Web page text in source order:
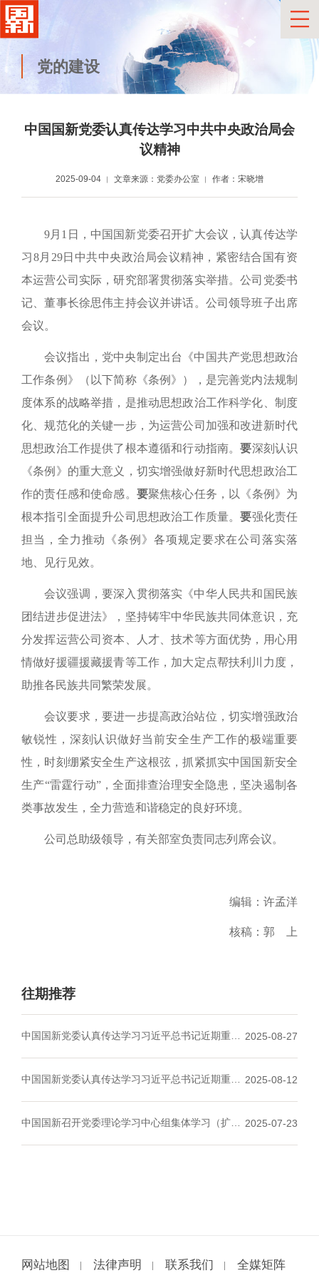
党的建设
中国国新党委认真传达学习中共中央政治局会
议精神
2025-09-04 文章来源：党委办公室 作者：宋晓增
9月1 日，中国国新党委召开扩大会议，认真传达学
习8月29日 中共中央政治局会议精神 ，紧密结合国有资
本运营公司实际，研究部署贯彻落实举措。公司党委书
记、董事长徐思伟主持会议并讲话。公司领导班子出席
会议。
会议指出，党中央制定出台《中国共产党思想政治
工作条例》（以下简称《条例》），是完善党内法规制
度体系的战略举措，是推动思想政治工作科学化、制度
化、规范化的关键一步，为运营公司加强和改进新时代
思想政治工作提供了根本遵循和行动指南。要深刻认识
《条例》的重大意义，切实增强做好新时代思想政治工
作的责任感和使命感。 要聚焦核心任务，以《条例》为
根本指引全面提升公司思想政治工作质量。要强化责任
担当，全力推动《条例》各项规定要求在公司落实落
地、见行见效。
会议强调，要深入贯彻落实《中华人民共和国民族
团结进步促进法》，坚持铸牢中华民族共同体意识，充
分发挥运营公司资本、人才、技术等方面优势，用心用
情做好援疆援藏援青等工作，加大定点帮扶利川力度，
助推各民族共同繁荣发展。
会议要求，要进一步提高政治站位，切实增强政治
敏锐性，深刻认识做好当前安全生产工作的极端重要
性，时刻绷紧安全生产这根弦，抓紧抓实中国国新安全
生产“雷霆行动”，全面排查治理安全隐患，坚决遏制各
类事故发生，全力营造和谐稳定的良好环境。
公司总助级领导， 有关部室负责同志列席会议。
编辑：许孟洋
核稿：郭 上
往期推荐
中国国新党委认真传达学习习近平总书记近期重要 2025-08-27
中国国新党委认真传达学习习近平总书记近期重要 2025-08-12
中国国新召开党委理论学习中心组集体学习（扩
2025-07-23
网站地图 法律声明 联系我们 全媒矩阵